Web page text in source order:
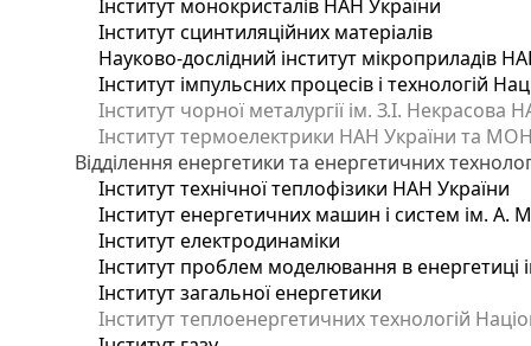
Інститут монокристалів НАН України
Інститут сцинтиляційних матеріалів
Науково-дослідний інститут мікроприладів
Інститут імпульсних процесів і технологій
Інститут чорної металургії ім. З.І. Некрасова
Інститут термоелектрики НАН України та
Відділення енергетики та енергетичних
Інститут технічної теплофізики НАН України
Інститут енергетичних машин і систем ім. А.
Інститут електродинаміки
Інститут проблем моделювання в енергетиці
Інститут загальної енергетики
Інститут теплоенергетичних технологій